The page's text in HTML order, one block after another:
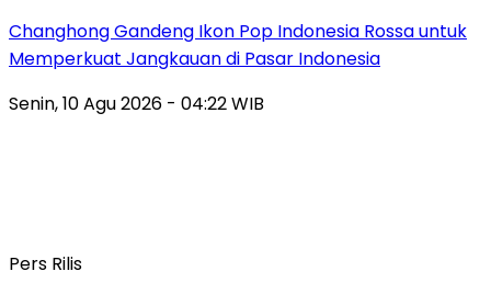
Changhong Gandeng Ikon Pop Indonesia Rossa untuk
Memperkuat Jangkauan di Pasar Indonesia
Senin, 10 Agu 2026 - 04:22 WIB
Pers Rilis